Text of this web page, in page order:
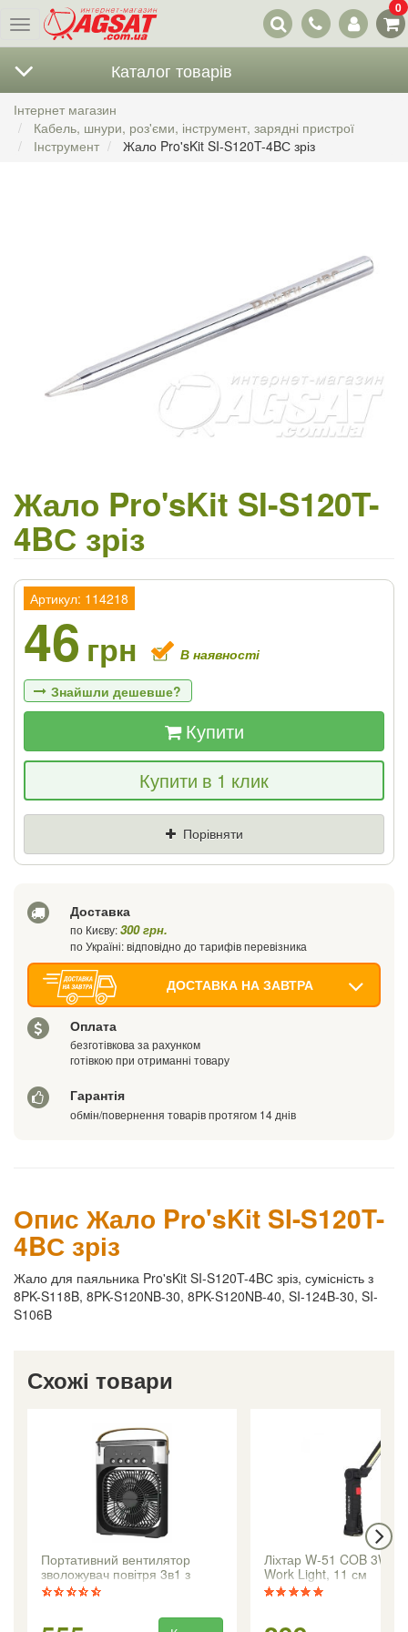
Меню
Наші
контакти
0
Каталог товарів
Інтернет магазин
Кабель, шнури, роз'єми, інструмент, зарядні пристрої
Інструмент
Жало Pro'sKit SI-S120T-4BС зріз
Жало Pro'sKit SI-S120T-
4BС зріз
Артикул: 114218
46 грн В наявності
Знайшли дешевше?
Якщо Ви знайдете товар дешевше - ми
знизимо ціну і подаруємо % від різниці
Купити
Купити в 1 клик
Порівняти
Доставка
по Києву:300 грн.
по Україні: відповідно до тарифів перевізника
ДОСТАВКА НА ЗАВТРА
Оплата
безготівкова за рахунком
готівкою при отриманні товару
Гарантія
обмін/повернення товарів протягом 14 днів
Опис Жало Pro'sKit SI-S120T-
4BС зріз
Жало для паяльника Pro'sKit SI-S120T-4BС зріз, сумісність з
8PK-S118B, 8PK-S120NB-30, 8PK-S120NB-40, SI-124B-30, SI-
S106B
Схожі товари
Портативний вентилятор
зволожувач повітря 3в1 з
нічником
Ліхтар W-51 COB 3W
Work Light, 11 см